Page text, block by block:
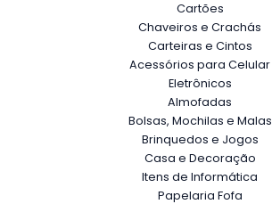
Cartões
Chaveiros e Crachás
Carteiras e Cintos
Acessórios para Celular
Eletrônicos
Almofadas
Bolsas, Mochilas e Malas
Brinquedos e Jogos
Casa e Decoração
Itens de Informática
Papelaria Fofa